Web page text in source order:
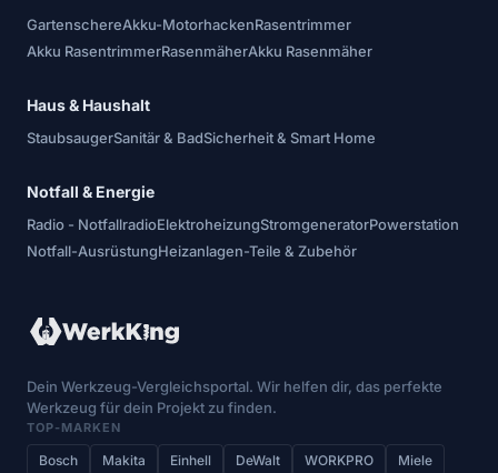
GartenschereAkku-MotorhackenRasentrimmer
Akku RasentrimmerRasenmäherAkku Rasenmäher
Haus & Haushalt
StaubsaugerSanitär & BadSicherheit & Smart Home
Notfall & Energie
Radio - NotfallradioElektroheizungStromgeneratorPowerstation
Notfall-AusrüstungHeizanlagen-Teile & Zubehör
Dein Werkzeug-Vergleichsportal. Wir helfen dir, das perfekte
Werkzeug für dein Projekt zu finden.
TOP-MARKEN
Bosch Makita Einhell DeWalt WORKPRO Miele